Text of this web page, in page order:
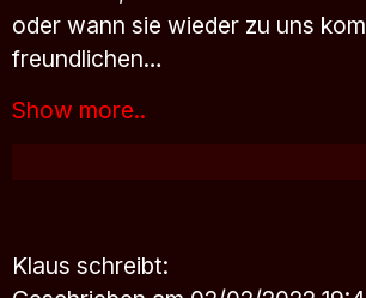
oder wann sie wieder zu uns
freundlichen…
Show more..
Klaus schreibt: